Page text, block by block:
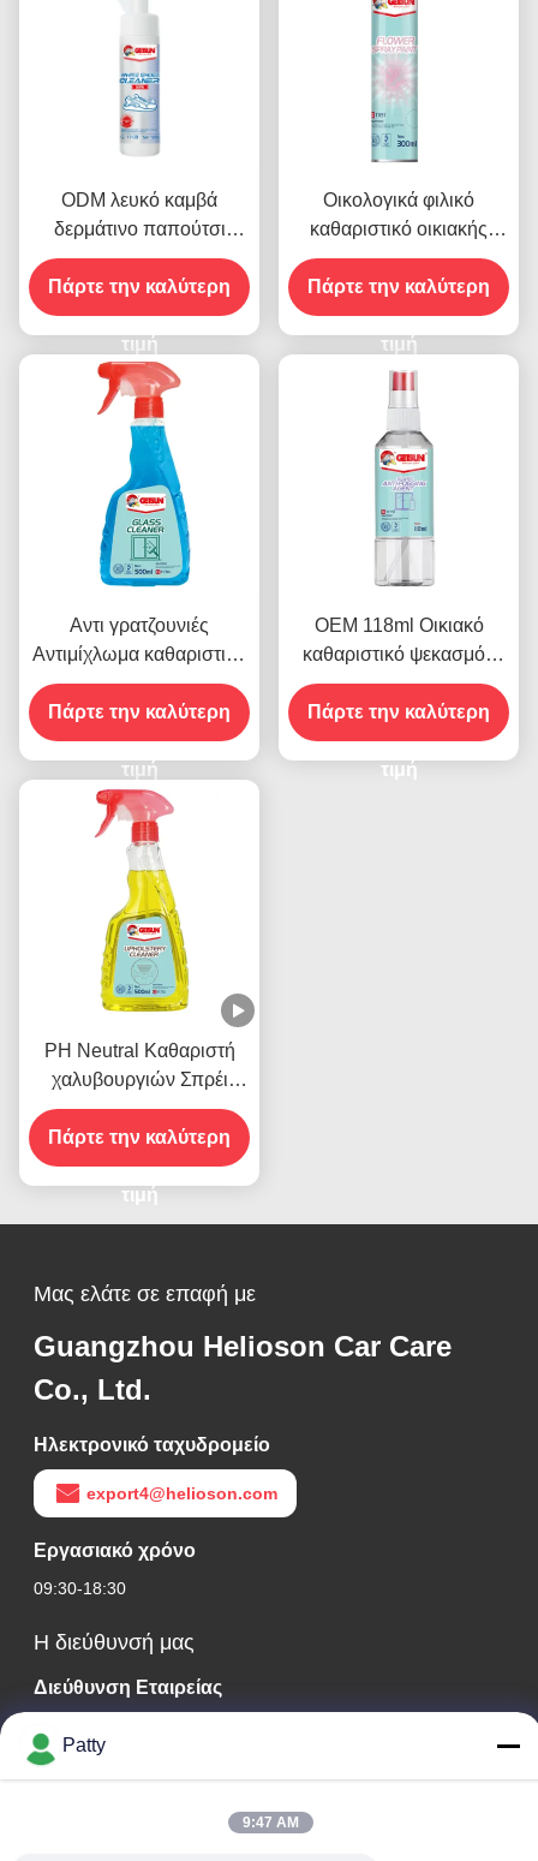
ODM λευκό καμβά
δερμάτινο παπούτσι
καθαριστικό παπουτσιών
σπρέι φιλικό προς το
περιβάλλον
Πάρτε την καλύτερη
τιμή
Οικολογικά φιλικό
καθαριστικό οικιακής
χρήσης αυτοκινήτων
Πάρτε την καλύτερη
τιμή
Αντι γρατζουνιές
Αντιμίχλωμα καθαριστικό
γυαλιού Σπρέι αφαιρεί
λεκέδες σκόνης 500 ml
Πάρτε την καλύτερη
τιμή
OEM 118ml Οικιακό
καθαριστικό ψεκασμός
παράθυρο αυτοκινήτου
γυαλί αντιμίχλωσης
Πάρτε την καλύτερη
τιμή
PH Neutral Καθαριστή
χαλυβουργιών Σπρέι
Απολυμαντικό
Απομακρυντικό λεκέδων
σε χύδη
Πάρτε την καλύτερη
τιμή
Μας ελάτε σε επαφή με
Guangzhou Helioson Car Care
Co., Ltd.
Ηλεκτρονικό ταχυδρομείο
export4@helioson.com
Εργασιακό χρόνο
09:30-18:30
Η διεύθυνσή μας
Διεύθυνση Εταιρείας
Γροιλανδίας, περιοχή Χουάνγκπου, Κουάνγκτσοου, Κίνα
Οδός Λονγκντόνγκ αριθ. 8, βιομηχανικό πάρκο υψηλής
Patty
9:47 AM